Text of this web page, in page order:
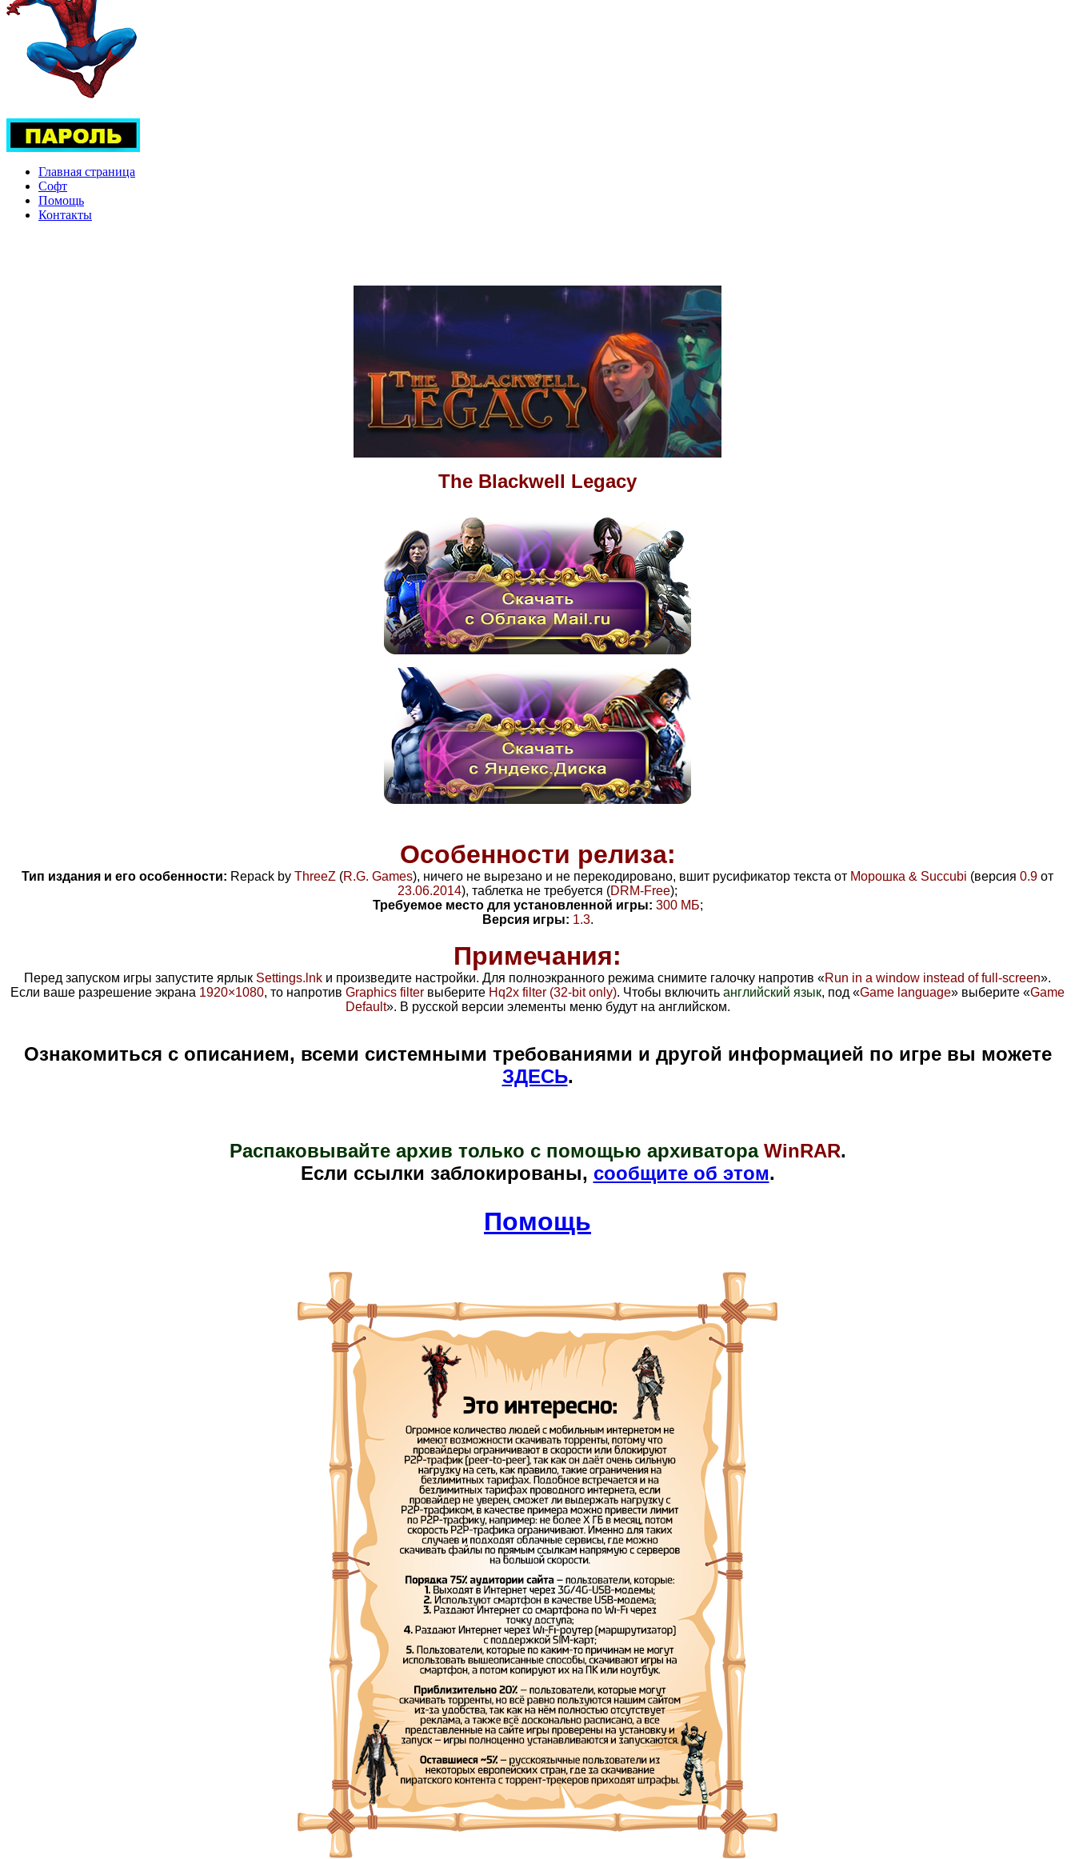
Главная страница
Софт
Помощь
Контакты
The Blackwell Legacy
Особенности релиза:
Тип издания и его особенности: Repack by ThreeZ (R.G. Games), ничего не вырезано и не перекодировано, вшит русификатор текста от Морошка & Succubi (версия 0.9 от
23.06.2014), таблетка не требуется (DRM-Free);
Требуемое место для установленной игры: 300МБ;
Версия игры: 1.3.
Примечания:
Перед запуском игры запустите ярлык Settings.lnk и произведите настройки. Для полноэкранного режима снимите галочку напротив «Run in a window instead of full-screen».
Если ваше разрешение экрана 1920×1080, то напротив Graphics filter выберите Hq2x filter (32-bit only). Чтобы включить английский язык, под «Game language» выберите «Game
Default». В русской версии элементы меню будут на английском.
Ознакомиться с описанием, всеми системными требованиями и другой информацией по игре вы можете
ЗДЕСЬ.
Распаковывайте архив только с помощью архиватора WinRAR.
Если ссылки заблокированы, сообщите об этом.
Помощь